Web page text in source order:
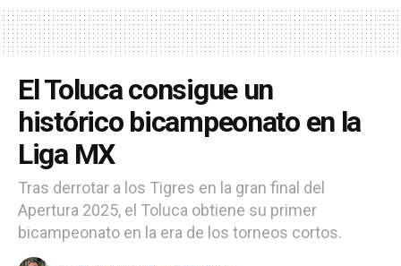
El Toluca consigue un
histórico bicampeonato en la
Liga MX
Tras derrotar a los Tigres en la gran final del
Apertura 2025, el Toluca obtiene su primer
bicampeonato en la era de los torneos cortos.